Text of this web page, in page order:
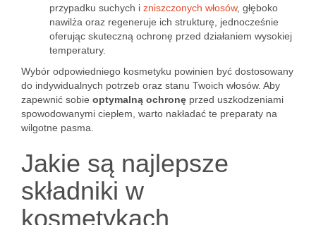
przypadku suchych i zniszczonych włosów, głęboko
nawilża oraz regeneruje ich strukturę, jednocześnie
oferując skuteczną ochronę przed działaniem wysokiej
temperatury.
Wybór odpowiedniego kosmetyku powinien być dostosowany
do indywidualnych potrzeb oraz stanu Twoich włosów. Aby
zapewnić sobie optymalną ochronę przed uszkodzeniami
spowodowanymi ciepłem, warto nakładać te preparaty na
wilgotne pasma.
Jakie są najlepsze
składniki w
kosmetykach